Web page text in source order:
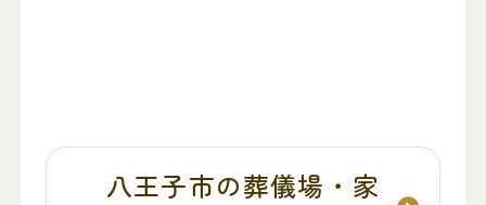
八王子市の葬儀場・家